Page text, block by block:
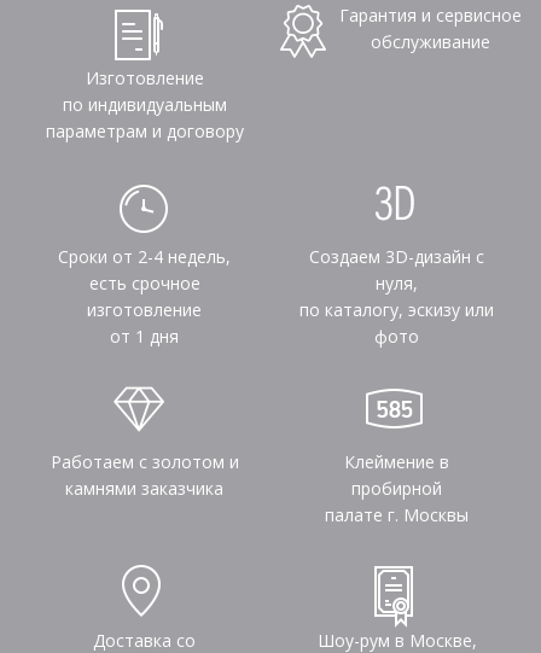
Изготовление
по индивидуальным
параметрам и договору
Гарантия и сервисное
обслуживание
Сроки от 2-4 недель,
есть срочное
изготовление
от 1 дня
Создаем 3D-дизайн с
нуля,
по каталогу, эскизу или
фото
Работаем с золотом и
камнями заказчика
Клеймение в
пробирной
палате г. Москвы
Доставка со
Шоу-рум в Москве,